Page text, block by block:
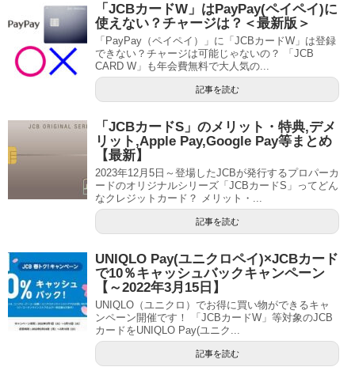
「JCBカードW」はPayPay(ペイペイ)に
使えない？チャージは？＜最新版＞
「PayPay（ペイペイ）」に「JCBカードW」は登録
できない？チャージは可能じゃないの？ 「JCB
CARD W」も年会費無料で大人気の...
記事を読む
「JCBカードS」のメリット・特典,デメ
リット,Apple Pay,Google Pay等まとめ
【最新】
2023年12月5日～登場したJCBが発行するプロパーカ
ードのオリジナルシリーズ「JCBカードS」ってどん
なクレジットカード？ メリット・...
記事を読む
UNIQLO Pay(ユニクロペイ)×JCBカード
で10％キャッシュバックキャンペーン
【～2022年3月15日】
UNIQLO（ユニクロ）でお得に買い物ができるキャ
ンペーン開催です！ 「JCBカードW」等対象のJCB
カードをUNIQLO Pay(ユニク...
記事を読む